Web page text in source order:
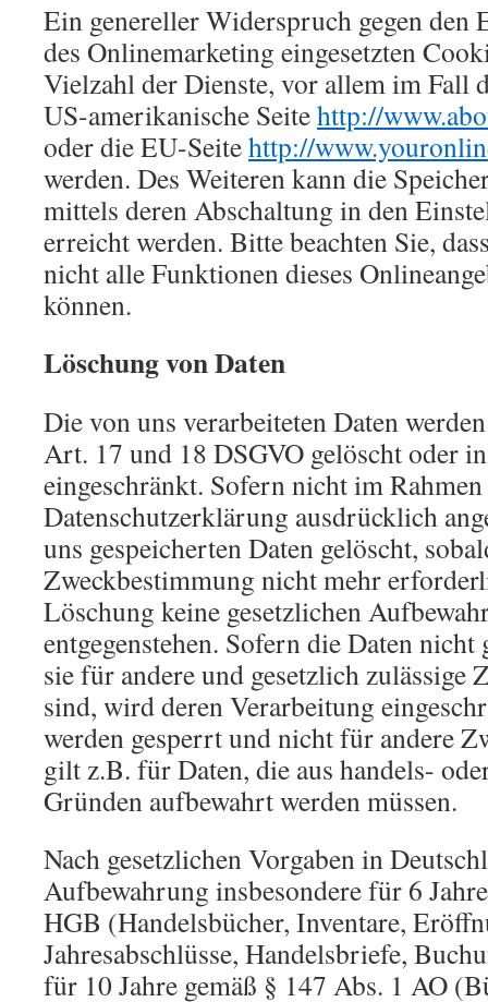
Ein genereller Widerspruch gegen den
des Onlinemarketing eingesetzten
Vielzahl der Dienste, vor allem im Fall
US-amerikanische Seitehttp://
oder die EU-Seitehttp://
werden. Des Weiteren kann die
mittels deren Abschaltung in den
erreicht werden. Bitte beachten Sie,
nicht alle Funktionen dieses
können.
Löschung von Daten
Die von uns verarbeiteten Daten
Art. 17 und 18 DSGVO gelöscht oder
eingeschränkt. Sofern nicht im
Datenschutzerklärung ausdrücklich
uns gespeicherten Daten gelöscht,
Zweckbestimmung nicht mehr
Löschung keine gesetzlichen
entgegenstehen. Sofern die Daten
sie für andere und gesetzlich zulässige
sind, wird deren Verarbeitung
werden gesperrt und nicht für andere
gilt z.B. für Daten, die aus handels-
Gründen aufbewahrt werden müssen.
Nach gesetzlichen Vorgaben in
Aufbewahrung insbesondere für 6
HGB (Handelsbücher, Inventare,
Jahresabschlüsse, Handelsbriefe,
für 10 Jahre gemäß § 147 Abs. 1 AO